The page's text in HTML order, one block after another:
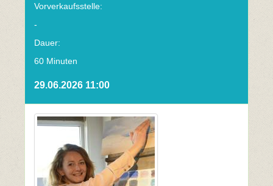
Vorverkaufsstelle:
-
Dauer:
60 Minuten
29.06.2026 11:00